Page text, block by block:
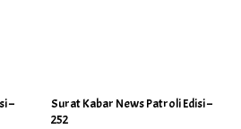
–
Surat Kabar News Patroli Edisi –
252